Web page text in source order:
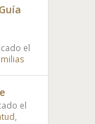
el
el
,